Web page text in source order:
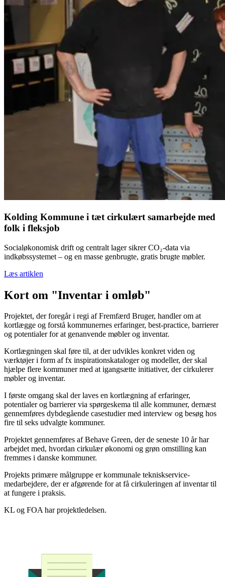
Kolding Kommune i tæt cirkulært samarbejde med
folk i fleksjob
Socialøkonomisk drift og centralt lager sikrer CO₂-data via
indkøbssystemet – og en masse genbrugte, gratis brugte møbler.
Læs artiklen
Kort om "Inventar i omløb"
Projektet, der foregår i regi af Fremfærd Bruger, handler om at
kortlægge og forstå kommunernes erfaringer, best-practice, barrierer
og potentialer for at genanvende møbler og inventar.
Kortlægningen skal føre til, at der udvikles konkret viden og
værktøjer i form af fx inspirationskataloger og modeller, der skal
hjælpe flere kommuner med at igangsætte initiativer, der cirkulerer
møbler og inventar.
I første omgang skal der laves en kortlægning af erfaringer,
potentialer og barrierer via spørgeskema til alle kommuner, dernæst
gennemføres dybdegående casestudier med interview og besøg hos
fire til seks udvalgte kommuner.
Projektet gennemføres af Behave Green, der de seneste 10 år har
arbejdet med, hvordan cirkulær økonomi og grøn omstilling kan
fremmes i danske kommuner.
Projekts primære målgruppe er kommunale tekniskservice-
medarbejdere, der er afgørende for at få cirkuleringen af inventar til
at fungere i praksis.
KL og FOA har projektledelsen.